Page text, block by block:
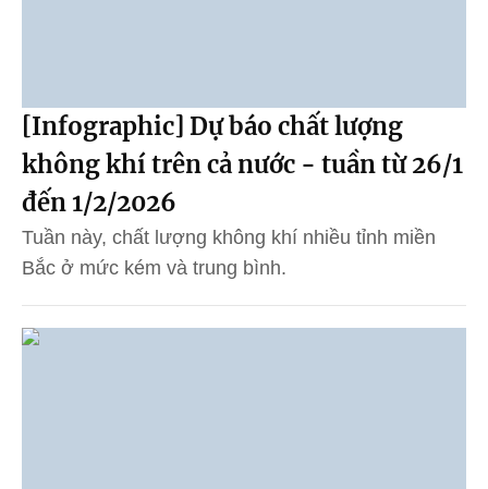
[Infographic] Dự báo chất lượng
không khí trên cả nước - tuần từ 26/1
đến 1/2/2026
Tuần này, chất lượng không khí nhiều tỉnh miền
Bắc ở mức kém và trung bình.